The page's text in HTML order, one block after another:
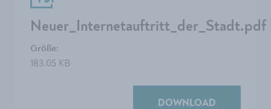
Neuer_Internetauftritt_der_Stadt.pdf
Größe:
183.05 KB
DOWNLOAD